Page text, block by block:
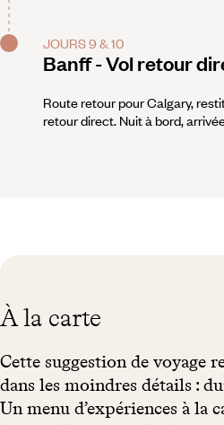
JOURS 9 & 10
Banff - Vol retour
Route retour pour Calgary,
retour direct. Nuit à bord,
À la carte
Cette suggestion de voyage
dans les moindres détails :
Un menu d’expériences à la